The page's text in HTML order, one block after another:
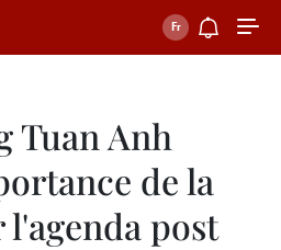
Tuan Anh
de la
post